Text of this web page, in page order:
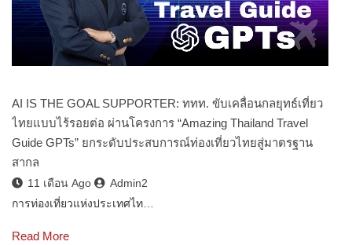
AI IS THE GOAL SUPPORTER: ททท. ขับเคลื่อนกลยุทธ์เที่ยว
ไทยแบบไร้รอยต่อ ผ่านโครงการ “Amazing Thailand Travel
Guide GPTs” ยกระดับประสบการณ์ท่องเที่ยวไทยสู่มาตรฐาน
สากล
11 เดือน Ago
Admin2
การท่องเที่ยวแห่งประเทศไท…
Read More